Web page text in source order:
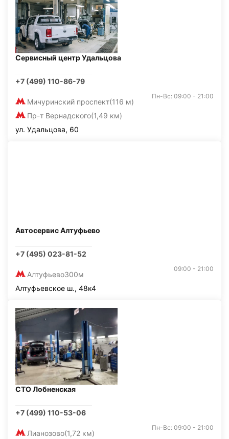
Сервисный центр Удальцова
+7 (499) 110-86-79
Мичуринский проспект(116 м)
Пр-т Вернадского(1,49 км)
Пн-Вс: 09:00 - 21:00
ул. Удальцова, 60
Автосервис Алтуфьево
+7 (495) 023-81-52
Алтуфьево300м
09:00 - 21:00
Алтуфьевское ш., 48к4
СТО Лобненская
+7 (499) 110-53-06
Лианозово(1,72 км)
Пн-Вс: 09:00 - 21:00